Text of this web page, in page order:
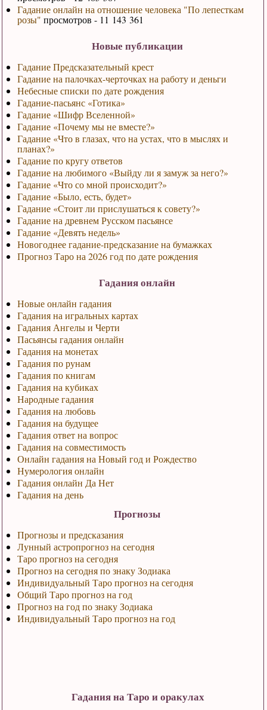
Гадание онлайн на отношение человека "По лепесткам
розы" просмотров - 11 143 361
Новые публикации
Гадание Предсказательный крест
Гадание на палочках-черточках на работу и деньги
Небесные списки по дате рождения
Гадание-пасьянс «Готика»
Гадание «Шифр Вселенной»
Гадание «Почему мы не вместе?»
Гадание «Что в глазах, что на устах, что в мыслях и
планах?»
Гадание по кругу ответов
Гадание на любимого «Выйду ли я замуж за него?»
Гадание «Что со мной происходит?»
Гадание «Было, есть, будет»
Гадание «Стоит ли прислушаться к совету?»
Гадание на древнем Русском пасьянсе
Гадание «Девять недель»
Новогоднее гадание-предсказание на бумажках
Прогноз Таро на 2026 год по дате рождения
Гадания онлайн
Новые онлайн гадания
Гадания на игральных картах
Гадания Ангелы и Черти
Пасьянсы гадания онлайн
Гадания на монетах
Гадания по рунам
Гадания по книгам
Гадания на кубиках
Народные гадания
Гадания на любовь
Гадания на будущее
Гадания ответ на вопрос
Гадания на совместимость
Онлайн гадания на Новый год и Рождество
Нумерология онлайн
Гадания онлайн Да Нет
Гадания на день
Прогнозы
Прогнозы и предсказания
Лунный астропрогноз на сегодня
Таро прогноз на сегодня
Прогноз на сегодня по знаку Зодиака
Индивидуальный Таро прогноз на сегодня
Общий Таро прогноз на год
Прогноз на год по знаку Зодиака
Индивидуальный Таро прогноз на год
Гадания на Таро и оракулах